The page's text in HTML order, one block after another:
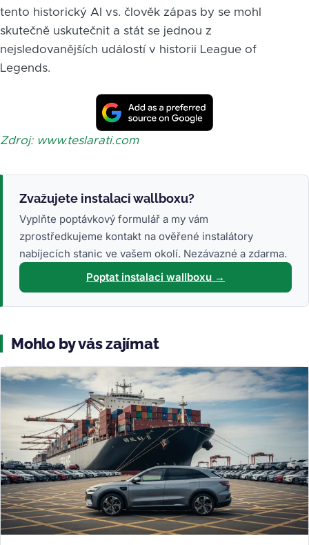
tento historický AI vs. člověk zápas by se mohl
skutečně uskutečnit a stát se jednou z
nejsledovanějších událostí v historii League of
Legends.
Zdroj: www.teslarati.com
Zvažujete instalaci wallboxu?
Vyplňte poptávkový formulář a my vám
zprostředkujeme kontakt na ověřené instalátory
nabíjecích stanic ve vašem okolí. Nezávazné a zdarma.
Poptat instalaci wallboxu →
Mohlo by vás zajímat